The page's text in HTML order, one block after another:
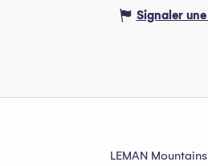
Signaler
LEMAN